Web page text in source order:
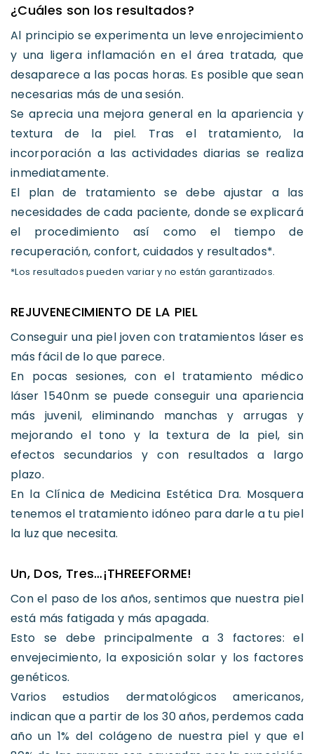
¿Cuáles son los resultados?
Al principio se experimenta un leve enrojecimiento
y una ligera inflamación en el área tratada, que
desaparece a las pocas horas. Es posible que sean
necesarias más de una sesión.
Se aprecia una mejora general en la apariencia y
textura de la piel. Tras el tratamiento, la
incorporación a las actividades diarias se realiza
inmediatamente.
El plan de tratamiento se debe ajustar a las
necesidades de cada paciente, donde se explicará
el procedimiento así como el tiempo de
recuperación, confort, cuidados y resultados*.
*Los resultados pueden variar y no están garantizados.
REJUVENECIMIENTO DE LA PIEL
Conseguir una piel joven con tratamientos láser es
más fácil de lo que parece.
En pocas sesiones, con el tratamiento médico
láser 1540nm se puede conseguir una apariencia
más juvenil, eliminando manchas y arrugas y
mejorando el tono y la textura de la piel, sin
efectos secundarios y con resultados a largo
plazo.
En la Clínica de Medicina Estética Dra. Mosquera
tenemos el tratamiento idóneo para darle a tu piel
la luz que necesita.
Un, Dos, Tres…¡THREEFORME!
Con el paso de los años, sentimos que nuestra piel
está más fatigada y más apagada.
Esto se debe principalmente a 3 factores: el
envejecimiento, la exposición solar y los factores
genéticos.
Varios estudios dermatológicos americanos,
indican que a partir de los 30 años, perdemos cada
año un 1% del colágeno de nuestra piel y que el